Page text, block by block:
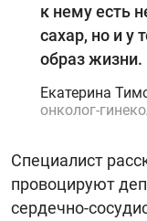
к нему есть
сахар, но и у
образ жизни.
Екатерина
онколог-
Специалист
провоцируют
сердечно-